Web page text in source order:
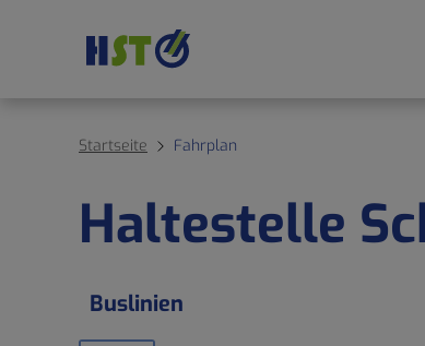
Startseite Fahrplan
Haltestelle
Buslinien